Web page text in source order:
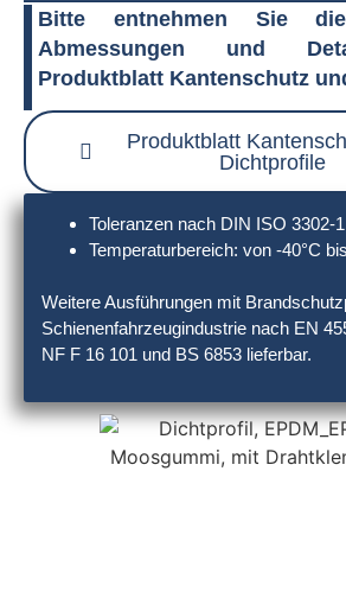
Bitte entnehmen Sie die
Abmessungen und
Produktblatt Kantenschutz
Produktblatt
Dichtprofile
Toleranzen nach DIN ISO 3302-
Temperaturbereich: von -40°C
Weitere Ausführungen mit
Schienenfahrzeugindustrie nach EN
NF F 16 101 und BS 6853 lieferbar.